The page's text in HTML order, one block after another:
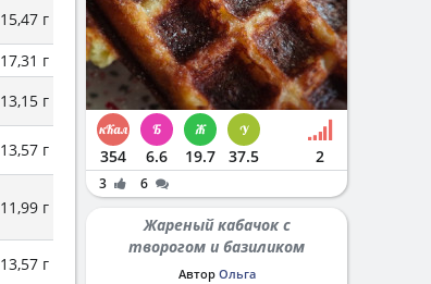
15,47 г
17,31 г
13,15 г
13,57 г
11,99 г
13,57 г
354 6.6 19.7 37.5 2
3 6
Жареный кабачок с
творогом и базиликом
Автор Ольга